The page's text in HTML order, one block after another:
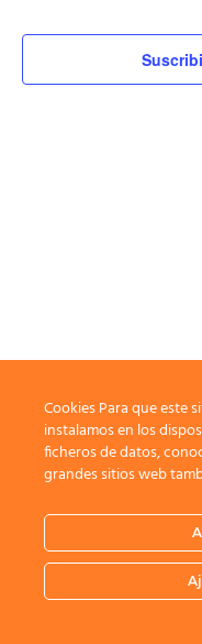
Cookies Para que este
instalamos en los
ficheros de datos,
grandes sitios web